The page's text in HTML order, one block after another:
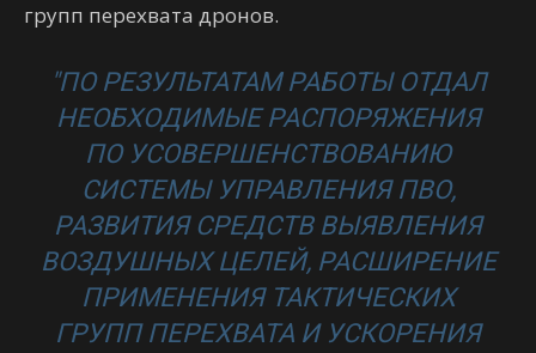
групп перехвата дронов.
"ПО РЕЗУЛЬТАТАМ РАБОТЫ ОТДАЛ
НЕОБХОДИМЫЕ РАСПОРЯЖЕНИЯ
ПО УСОВЕРШЕНСТВОВАНИЮ
СИСТЕМЫ УПРАВЛЕНИЯ ПВО,
РАЗВИТИЯ СРЕДСТВ ВЫЯВЛЕНИЯ
ВОЗДУШНЫХ ЦЕЛЕЙ, РАСШИРЕНИЕ
ПРИМЕНЕНИЯ ТАКТИЧЕСКИХ
ГРУПП ПЕРЕХВАТА И УСКОРЕНИЯ